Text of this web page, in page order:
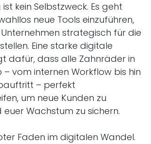
kein Selbstzweck. Es geht
neue Tools einzuführen,
strategisch für die
Eine starke digitale
dafür, dass alle Zahnräder in
– vom internen Workflow bis hin
– perfekt
um neue Kunden zu
Wachstum zu sichern.
Faden im digitalen Wandel.